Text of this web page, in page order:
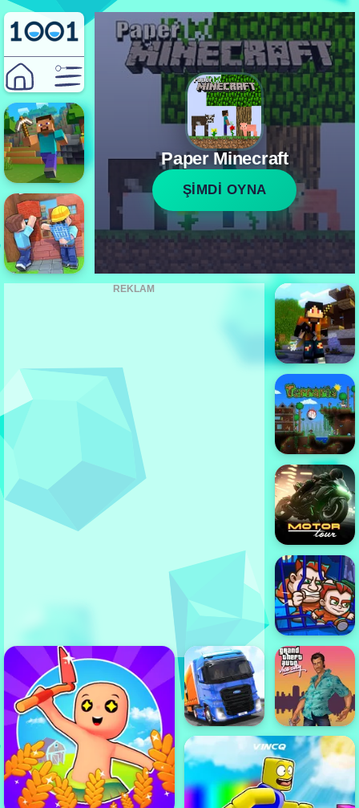
Paper Minecraft
ŞİMDİ OYNA
REKLAM